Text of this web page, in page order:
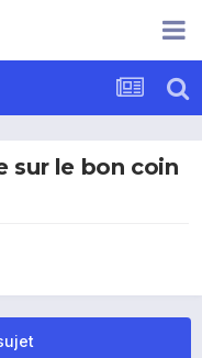
sur le bon coin